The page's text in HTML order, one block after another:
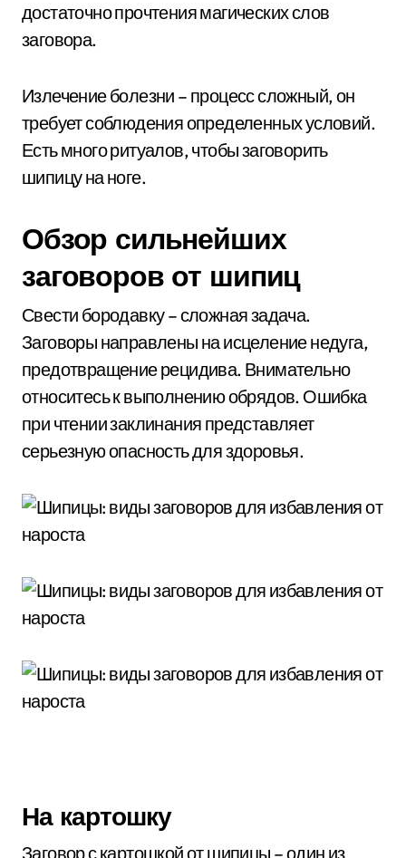
достаточно прочтения магических слов
заговора.
Излечение болезни – процесс сложный, он
требует соблюдения определенных условий.
Есть много ритуалов, чтобы заговорить
шипицу на ноге.
Обзор сильнейших
заговоров от шипиц
Свести бородавку – сложная задача.
Заговоры направлены на исцеление недуга,
предотвращение рецидива. Внимательно
относитесь к выполнению обрядов. Ошибка
при чтении заклинания представляет
серьезную опасность для здоровья.
На картошку
Заговор с картошкой от шипицы – один из